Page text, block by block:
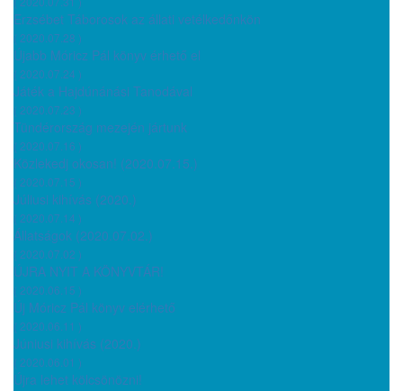
Erzsébet Táborosok az állati vetélkedőnkön
( 2020.07.28 )
Újabb Móricz Pál könyv érhető el
( 2020.07.24 )
Játék a Hajdúnánási Tanodával
( 2020.07.23 )
Tündérország mezején jártunk
( 2020.07.16 )
Közlekedj okosan! (2020.07.15.)
( 2020.07.15 )
Júliusi kihívás (2020.)
( 2020.07.14 )
Állatságok (2020.07.02.)
( 2020.07.02 )
ÚJRA NYIT A KÖNYVTÁR!
( 2020.06.15 )
Új Móricz Pál könyv elérhető
( 2020.06.11 )
Júniusi kihívás (2020.)
( 2020.06.01 )
Újra lehet kölcsönözni!